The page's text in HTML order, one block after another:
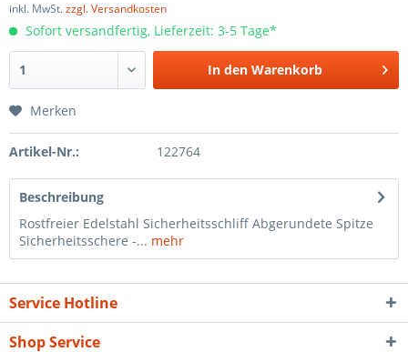
inkl. MwSt.zzgl. Versandkosten
Sofort versandfertig, Lieferzeit: 3-5 Tage*
In den Warenkorb
Merken
Artikel-Nr.: 122764
Beschreibung
Rostfreier Edelstahl Sicherheitsschliff Abgerundete Spitze
Sicherheitsschere -... mehr
Service Hotline
Shop Service